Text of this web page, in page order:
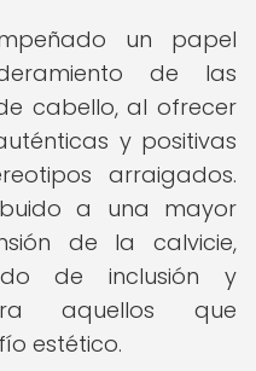
un papel
de las
cabello, al ofrecer
y positivas
arraigados.
a una mayor
de la calvicie,
de inclusión y
aquellos que
estético.